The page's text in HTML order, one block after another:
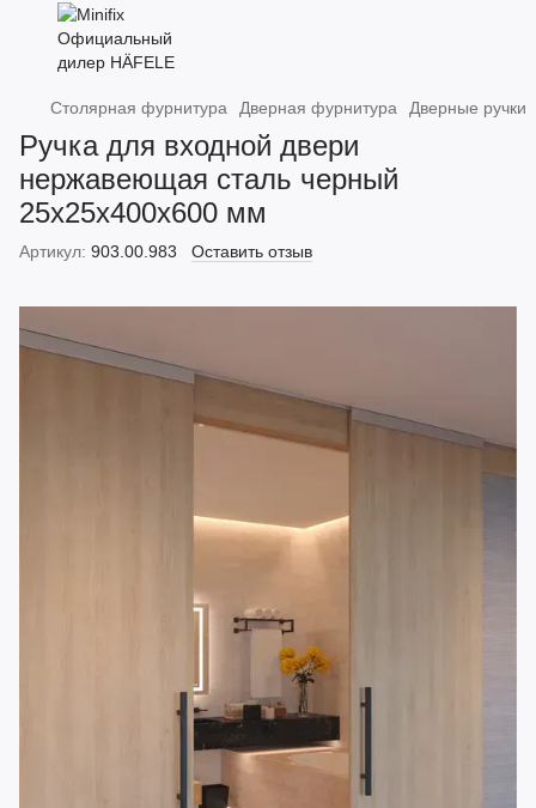
Столярная фурнитура Дверная фурнитура Дверные ручки
Ручка для входной двери
нержавеющая сталь черный
25х25х400х600 мм
Артикул: 903.00.983 Оставить отзыв